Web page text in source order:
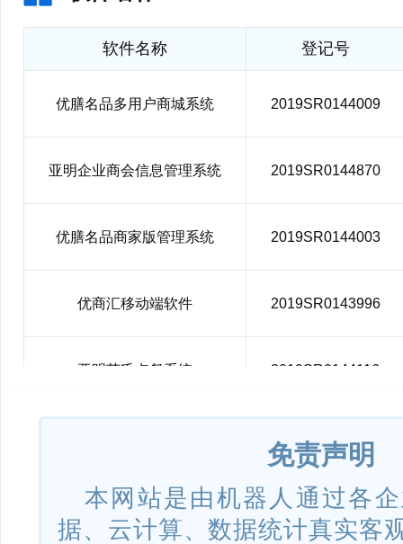
软件名称 登记号
优膳名品多用户商城系统 2019SR0144009
亚明企业商会信息管理系统 2019SR0144870
优膳名品商家版管理系统 2019SR0144003
优商汇移动端软件 2019SR0143996
亚明苏氏点餐系统 2019SR0144116
2019SR0144013
免责声明
本网站是由机器人通过各
据、云计算、数据统计真实客